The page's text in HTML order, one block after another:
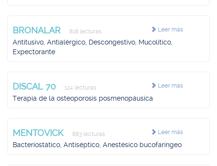
Leer más
BRONALAR 818 lecturas
Antitusivo, Antialérgico, Descongestivo, Mucolítico,
Expectorante
Leer más
DISCAL 70 124 lecturas
Terapia de la osteoporosis posmenopáusica
Leer más
MENTOVICK 883 lecturas
Bacteriostático, Antiséptico, Anestésico bucofaríngeo